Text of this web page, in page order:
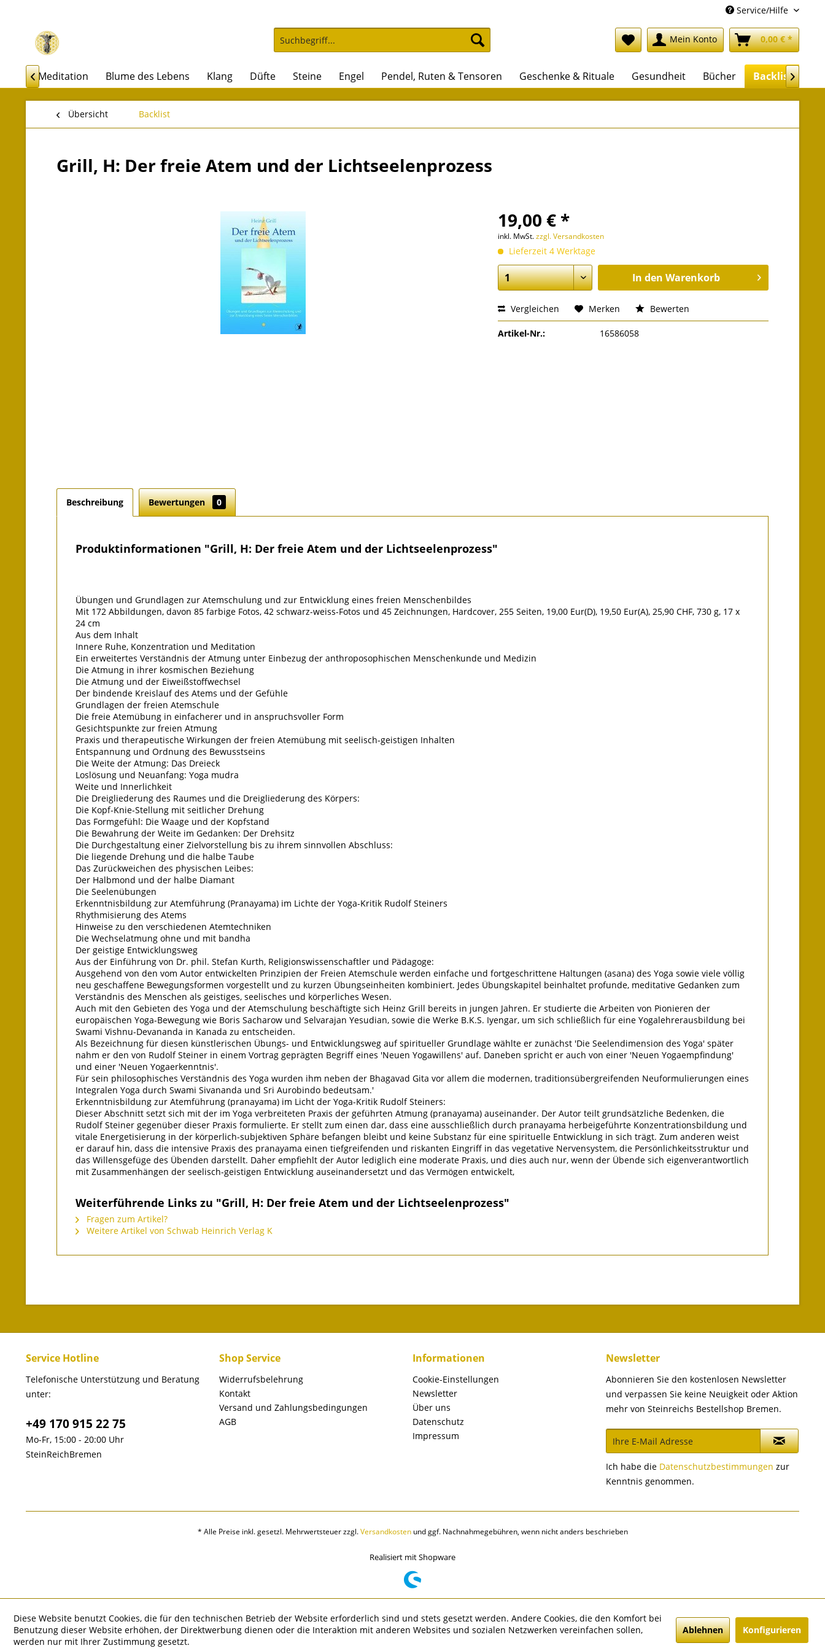
Service/Hilfe
Mein Konto 0,00 € *
Meditation Blume des Lebens Klang Düfte Steine Engel Pendel, Ruten & Tensoren Geschenke & Rituale Gesundheit Bücher Backlist
 
Übersicht Backlist
Grill, H: Der freie Atem und der Lichtseelenprozess
19,00 € *
inkl. MwSt.zzgl. Versandkosten
Lieferzeit 4 Werktage
In den Warenkorb
Vergleichen Merken Bewerten
Artikel-Nr.: 16586058
Beschreibung Bewertungen 0
Produktinformationen "Grill, H: Der freie Atem und der Lichtseelenprozess"
Übungen und Grundlagen zur Atemschulung und zur Entwicklung eines freien Menschenbildes
Mit 172 Abbildungen, davon 85 farbige Fotos, 42 schwarz-weiss-Fotos und 45 Zeichnungen, Hardcover, 255 Seiten, 19,00 Eur(D), 19,50 Eur(A), 25,90 CHF, 730 g, 17 x
24 cm
Aus dem Inhalt
Innere Ruhe, Konzentration und Meditation
Ein erweitertes Verständnis der Atmung unter Einbezug der anthroposophischen Menschenkunde und Medizin
Die Atmung in ihrer kosmischen Beziehung
Die Atmung und der Eiweißstoffwechsel
Der bindende Kreislauf des Atems und der Gefühle
Grundlagen der freien Atemschule
Die freie Atemübung in einfacherer und in anspruchsvoller Form
Gesichtspunkte zur freien Atmung
Praxis und therapeutische Wirkungen der freien Atemübung mit seelisch-geistigen Inhalten
Entspannung und Ordnung des Bewusstseins
Die Weite der Atmung: Das Dreieck
Loslösung und Neuanfang: Yoga mudra
Weite und Innerlichkeit
Die Dreigliederung des Raumes und die Dreigliederung des Körpers:
Die Kopf-Knie-Stellung mit seitlicher Drehung
Das Formgefühl: Die Waage und der Kopfstand
Die Bewahrung der Weite im Gedanken: Der Drehsitz
Die Durchgestaltung einer Zielvorstellung bis zu ihrem sinnvollen Abschluss:
Die liegende Drehung und die halbe Taube
Das Zurückweichen des physischen Leibes:
Der Halbmond und der halbe Diamant
Die Seelenübungen
Erkenntnisbildung zur Atemführung (Pranayama) im Lichte der Yoga-Kritik Rudolf Steiners
Rhythmisierung des Atems
Hinweise zu den verschiedenen Atemtechniken
Die Wechselatmung ohne und mit bandha
Der geistige Entwicklungsweg
Aus der Einführung von Dr. phil. Stefan Kurth, Religionswissenschaftler und Pädagoge:
Ausgehend von den vom Autor entwickelten Prinzipien der Freien Atemschule werden einfache und fortgeschrittene Haltungen (asana) des Yoga sowie viele völlig
neu geschaffene Bewegungsformen vorgestellt und zu kurzen Übungseinheiten kombiniert. Jedes Übungskapitel beinhaltet profunde, meditative Gedanken zum
Verständnis des Menschen als geistiges, seelisches und körperliches Wesen.
Auch mit den Gebieten des Yoga und der Atemschulung beschäftigte sich Heinz Grill bereits in jungen Jahren. Er studierte die Arbeiten von Pionieren der
europäischen Yoga-Bewegung wie Boris Sacharow und Selvarajan Yesudian, sowie die Werke B.K.S. Iyengar, um sich schließlich für eine Yogalehrerausbildung bei
Swami Vishnu-Devananda in Kanada zu entscheiden.
Als Bezeichnung für diesen künstlerischen Übungs- und Entwicklungsweg auf spiritueller Grundlage wählte er zunächst 'Die Seelendimension des Yoga' später
nahm er den von Rudolf Steiner in einem Vortrag geprägten Begriff eines 'Neuen Yogawillens' auf. Daneben spricht er auch von einer 'Neuen Yogaempfindung'
und einer 'Neuen Yogaerkenntnis'.
Für sein philosophisches Verständnis des Yoga wurden ihm neben der Bhagavad Gita vor allem die modernen, traditionsübergreifenden Neuformulierungen eines
Integralen Yoga durch Swami Sivananda und Sri Aurobindo bedeutsam.'
Erkenntnisbildung zur Atemführung (pranayama) im Licht der Yoga-Kritik Rudolf Steiners:
Dieser Abschnitt setzt sich mit der im Yoga verbreiteten Praxis der geführten Atmung (pranayama) auseinander. Der Autor teilt grundsätzliche Bedenken, die
Rudolf Steiner gegenüber dieser Praxis formulierte. Er stellt zum einen dar, dass eine ausschließlich durch pranayama herbeigeführte Konzentrationsbildung und
vitale Energetisierung in der körperlich-subjektiven Sphäre befangen bleibt und keine Substanz für eine spirituelle Entwicklung in sich trägt. Zum anderen weist
er darauf hin, dass die intensive Praxis des pranayama einen tiefgreifenden und riskanten Eingriff in das vegetative Nervensystem, die Persönlichkeitsstruktur und
das Willensgefüge des Übenden darstellt. Daher empfiehlt der Autor lediglich eine moderate Praxis, und dies auch nur, wenn der Übende sich eigenverantwortlich
mit Zusammenhängen der seelisch-geistigen Entwicklung auseinandersetzt und das Vermögen entwickelt,
Weiterführende Links zu "Grill, H: Der freie Atem und der Lichtseelenprozess"
Fragen zum Artikel?
Weitere Artikel von Schwab Heinrich Verlag K
Service Hotline
Telefonische Unterstützung und Beratung
unter:
+49 170 915 22 75
Mo-Fr, 15:00 - 20:00 Uhr
SteinReichBremen
Shop Service
Widerrufsbelehrung
Kontakt
Versand und Zahlungsbedingungen
AGB
Informationen
Cookie-Einstellungen
Newsletter
Über uns
Datenschutz
Impressum
Newsletter
Abonnieren Sie den kostenlosen Newsletter
und verpassen Sie keine Neuigkeit oder Aktion
mehr von Steinreichs Bestellshop Bremen.
Ich habe die Datenschutzbestimmungen zur
Kenntnis genommen.
* Alle Preise inkl. gesetzl. Mehrwertsteuer zzgl.Versandkostenund ggf. Nachnahmegebühren, wenn nicht anders beschrieben
Realisiert mit Shopware
Diese Website benutzt Cookies, die für den technischen Betrieb der Website erforderlich sind und stets gesetzt werden. Andere Cookies, die den Komfort bei
Benutzung dieser Website erhöhen, der Direktwerbung dienen oder die Interaktion mit anderen Websites und sozialen Netzwerken vereinfachen sollen,
werden nur mit Ihrer Zustimmung gesetzt.
Ablehnen Konfigurieren